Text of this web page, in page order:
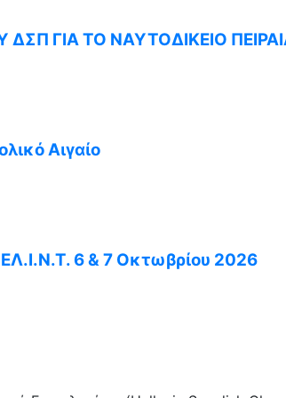
ΓΙΑ ΤΟ ΝΑΥΤΟΔΙΚΕΙΟ
Αιγαίο
6 & 7 Οκτωβρίου 2026